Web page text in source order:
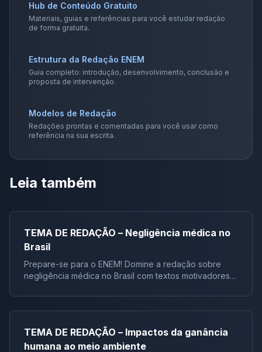
Hub de Conteúdo Gratuito
Materiais, guias e referências para você estudar redação
de forma gratuita.
Estrutura da Redação ENEM
Guia completo: introdução, desenvolvimento, conclusão e
proposta de intervenção.
Modelos de Redação
Redações prontas e comentadas para você usar como
referência na sua escrita.
Leia também
TEMA DE REDAÇÃO – Negligência médica no
Brasil
Prepare-se para o ENEM! Domine a redação sobre
negligência médica no Brasil com textos motivadores e
alarmantes e construa um argumento sólido pa
TEMA DE REDAÇÃO – Impactos da ganância
humana ao meio ambiente